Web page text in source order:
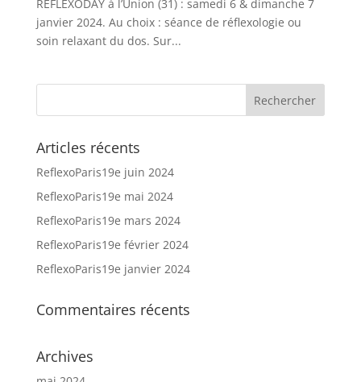
REFLEXODAY à l’Union (31) : samedi 6 & dimanche 7
janvier 2024. Au choix : séance de réflexologie ou
soin relaxant du dos. Sur...
Articles récents
ReflexoParis19e juin 2024
ReflexoParis19e mai 2024
ReflexoParis19e mars 2024
ReflexoParis19e février 2024
ReflexoParis19e janvier 2024
Commentaires récents
Archives